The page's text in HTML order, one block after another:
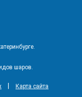
шаров.
Карта сайта